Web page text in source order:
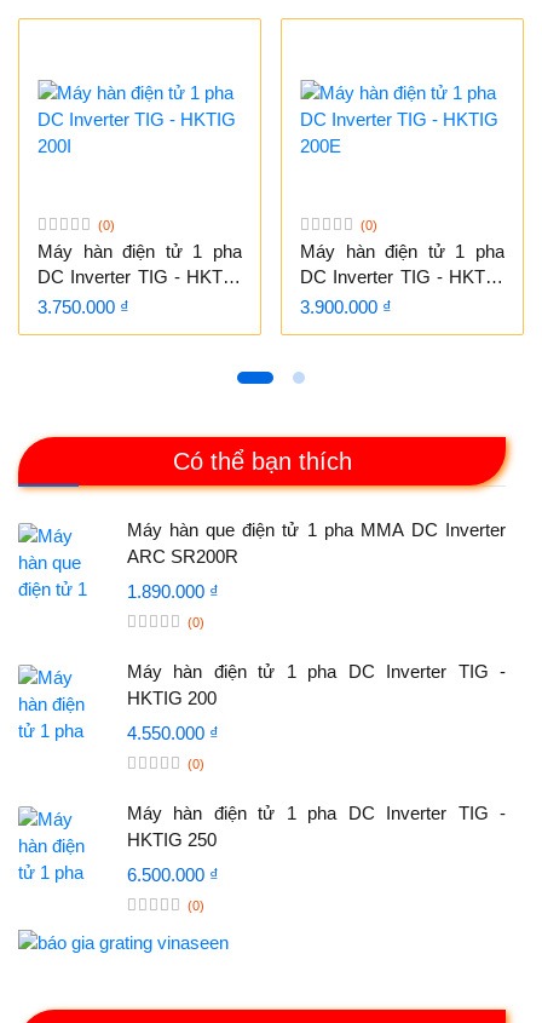
Có thể bạn thích
Máy hàn que điện tử 1 pha MMA DC Inverter
ARC SR200R
1.890.000 ₫
(0)
Máy hàn điện tử 1 pha DC Inverter TIG -
HKTIG 200
4.550.000 ₫
(0)
Máy hàn điện tử 1 pha DC Inverter TIG -
HKTIG 250
6.500.000 ₫
(0)
(0)
Máy hàn điện tử 1 pha
DC Inverter TIG - HKTIG
200I
3.750.000 ₫
(0)
Máy hàn điện tử 1 pha
DC Inverter TIG - HKTIG
200E
3.900.000 ₫